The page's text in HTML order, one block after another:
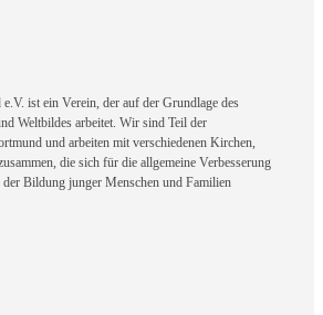
ist ein Verein, der auf der Grundlage des
Weltbildes arbeitet. Wir sind Teil der
und arbeiten mit verschiedenen Kirchen,
die sich für die allgemeine Verbesserung
der Bildung junger Menschen und Familien